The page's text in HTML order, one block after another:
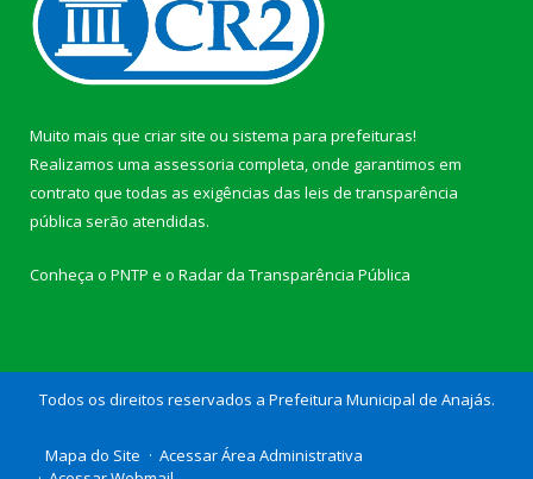
Muito mais que criar site ou sistema para prefeituras!
Realizamos uma assessoria completa, onde garantimos em
contrato que todas as exigências das leis de transparência
pública serão atendidas.
Conheça o PNTP e o Radar da Transparência Pública
Todos os direitos reservados a Prefeitura Municipal de Anajás.
Mapa do Site
Acessar Área Administrativa